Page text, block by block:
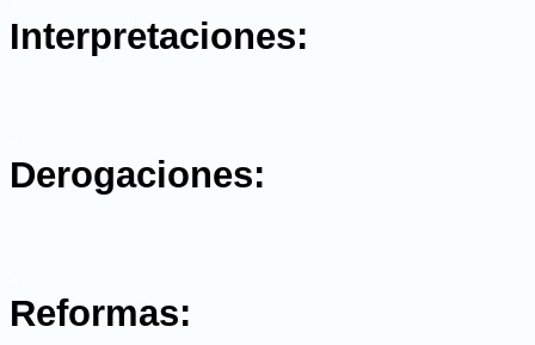
Interpretaciones:
Derogaciones:
Reformas: